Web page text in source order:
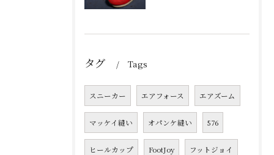
タグ Tags
スニーカー エアフォース エアズーム
マッケイ縫い オパンケ縫い 576
ヒールカップ FootJoy フットジョイ